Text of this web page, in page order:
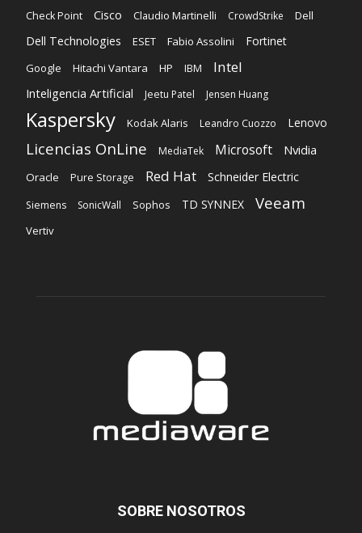
Check Point
Cisco Claudio Martinelli CrowdStrike Dell
Dell Technologies ESET Fabio Assolini Fortinet
Google Hitachi Vantara HP IBM Intel
Inteligencia Artificial Jeetu Patel Jensen Huang
Kaspersky Kodak Alaris Leandro Cuozzo Lenovo
Licencias OnLine MediaTek Microsoft Nvidia
Oracle Pure Storage Red Hat Schneider Electric
Siemens SonicWall Sophos TD SYNNEX Veeam
Vertiv
SOBRE NOSOTROS